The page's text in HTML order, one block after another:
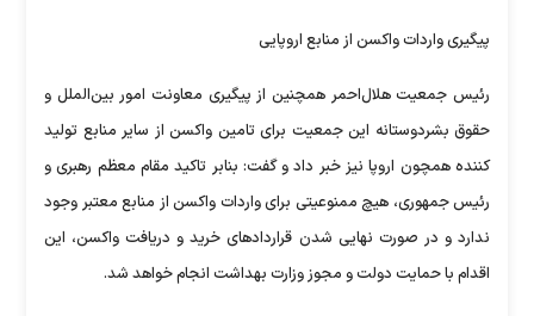
پیگیری واردات واکسن از منابع اروپایی
رئیس جمعیت هلال‌احمر همچنین از پیگیری معاونت امور بین‌الملل و
حقوق بشردوستانه این جمعیت برای تامین واکسن از سایر منابع تولید
کننده همچون اروپا نیز خبر داد و گفت: بنابر تاکید مقام معظم رهبری و
رئیس جمهوری، هیچ ممنوعیتی برای واردات واکسن از منابع معتبر وجود
ندارد و در صورت نهایی شدن قراردادهای خرید و دریافت واکسن، این
اقدام با حمایت دولت و مجوز وزارت بهداشت انجام خواهد شد.